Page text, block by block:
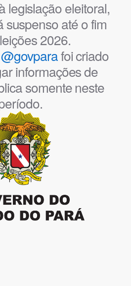
legislação eleitoral,
suspenso até o fim
2026.
@govparafoi criado
informações de
somente neste